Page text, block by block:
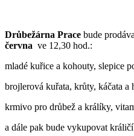
Drůbežárna Prace bude
června ve 12,30 hod.:
mladé kuřice a kohouty, slepice
brojlerová kuřata, krůty, káčata a
krmivo pro drůbež a králíky,
a dále pak bude vykupovat